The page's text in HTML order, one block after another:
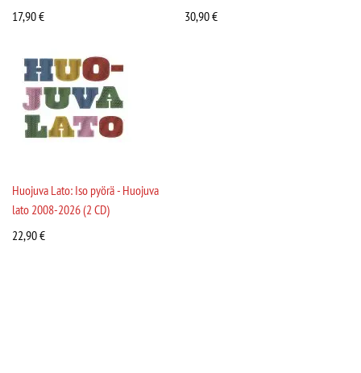
17,90€
30,90€
Huojuva Lato: Iso pyörä - Huojuva
lato 2008-2026 (2 CD)
22,90€